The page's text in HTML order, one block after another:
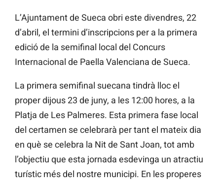
L’Ajuntament de Sueca obri este divendres, 22
d’abril, el termini d’inscripcions per a la primera
edició de la semifinal local del Concurs
Internacional de Paella Valenciana de Sueca.
La primera semifinal suecana tindrà lloc el
proper dijous 23 de juny, a les 12:00 hores, a la
Platja de Les Palmeres. Esta primera fase local
del certamen se celebrarà per tant el mateix dia
en què se celebra la Nit de Sant Joan, tot amb
l’objectiu que esta jornada esdevinga un atractiu
turístic més del nostre municipi. En les properes